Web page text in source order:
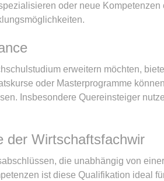
oder neue
erweitern möchten,
oder Masterprogramme
Insbesondere Quereinsteiger
der Wirtschaftsfachwir
die unabhängig von
ist diese Qualifikation ideal